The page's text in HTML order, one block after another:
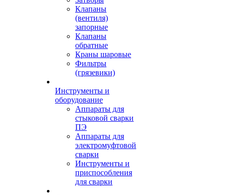
Клапаны
(вентиля)
запорные
Клапаны
обратные
Краны шаровые
Фильтры
(грязевики)
Инструменты и
оборудование
Аппараты для
стыковой сварки
ПЭ
Аппараты для
электромуфтовой
сварки
Инструменты и
приспособления
для сварки